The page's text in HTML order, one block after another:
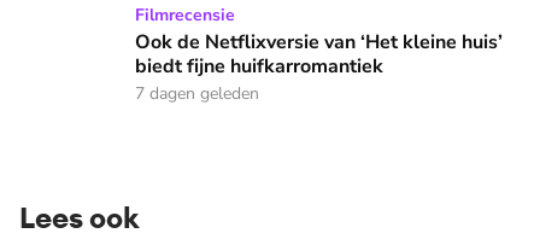
Ook de Netflixversie van ‘Het kleine huis’ biedt fijne
Filmrecensie
Ook de Netflixversie van ‘Het kleine huis’
biedt fijne huifkarromantiek
7 dagen geleden
Lees ook